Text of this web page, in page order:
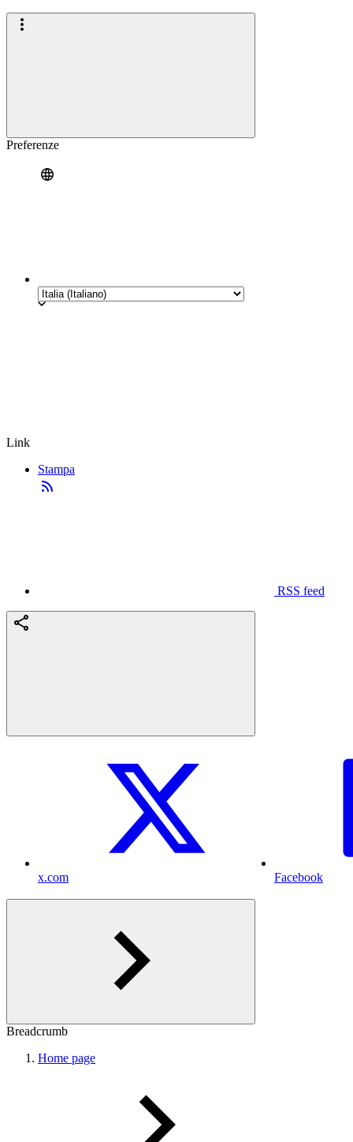
Preferenze
Link
Stampa
RSS feed
x.com Facebook
Breadcrumb
Home page